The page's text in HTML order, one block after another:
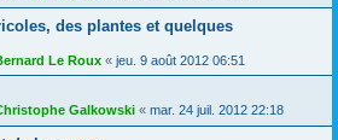
des plantes et quelques
Le Roux « jeu. 9 août 2012 06:51
Galkowski « mar. 24 juil. 2012 22:18